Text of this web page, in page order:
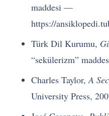
maddesi —
https://
Türk Dil Kurumu,
“sekülerizm”
Charles Taylor,A
University Press,